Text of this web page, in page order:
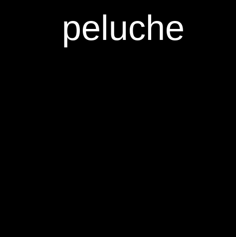
peluche